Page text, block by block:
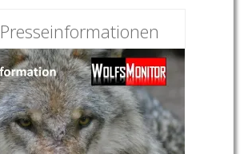
Presseinformationen